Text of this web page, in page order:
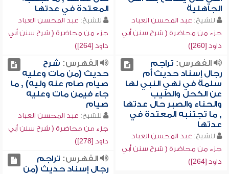
الجاهلية
للشيخ: عبد المحسن العباد
جزء من محاضرة ( شرح سنن أبي
داود [260])
المعتدة في عدتها
للشيخ: عبد المحسن العباد
جزء من محاضرة ( شرح سنن أبي
داود [264])
الفهرس: تراجم
رجال إسناد حديث أم
سلمة في نهي النبي لها
عن الكحل والطيب
والحناء والصبر حال عدتها
, ما تجتنبه المعتدة في
عدتها
للشيخ: عبد المحسن العباد
جزء من محاضرة ( شرح سنن أبي
داود [264])
الفهرس: شرح
حديث (من مات وعليه
صيام صام عنه وليه) , ما
جاء فيمن مات وعليه
صيام
للشيخ: عبد المحسن العباد
جزء من محاضرة ( شرح سنن أبي
داود [278])
الفهرس: تراجم
رجال إسناد حديث (من